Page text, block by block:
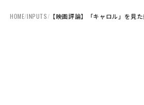
HOME/INPUTS/ 【映画評論】「キャロル」を見